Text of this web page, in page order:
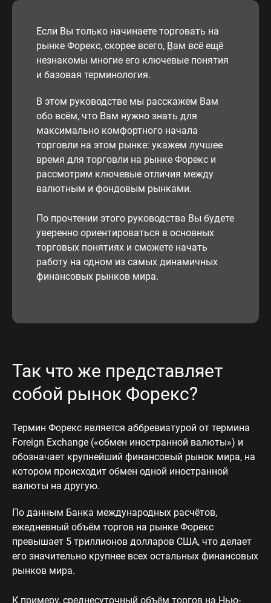
Если Вы только начинаете торговать на
рынке Форекс, скорее всего, Вам всё ещё
незнакомы многие его ключевые понятия
и базовая терминология.
В этом руководстве мы расскажем Вам
обо всём, что Вам нужно знать для
максимально комфортного начала
торговли на этом рынке: укажем лучшее
время для торговли на рынке Форекс и
рассмотрим ключевые отличия между
валютным и фондовым рынками.
По прочтении этого руководства Вы будете
уверенно ориентироваться в основных
торговых понятиях и сможете начать
работу на одном из самых динамичных
финансовых рынков мира.
Так что же представляет
собой рынок Форекс?
Термин Форекс является аббревиатурой от термина
Foreign Exchange («обмен иностранной валюты») и
обозначает крупнейший финансовый рынок мира, на
котором происходит обмен одной иностранной
валюты на другую.
По данным Банка международных расчётов,
ежедневный объём торгов на рынке Форекс
превышает 5 триллионов долларов США, что делает
его значительно крупнее всех остальных финансовых
рынков мира.
К примеру, среднесуточный объём торгов на Нью-